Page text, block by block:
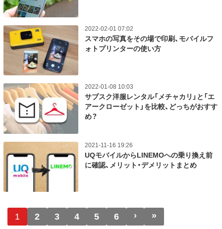
2022-02-01 07:02
スマホの写真をその場で印刷、モバイルフ
ォトプリンターの使い方
2022-01-08 10:03
サブスク洋服レンタル「メチャカリ」と「エ
アークローゼット」を比較、どっちがおすす
め？
2021-11-16 19:26
UQモバイルからLINEMOへの乗り換え前
に確認、メリット・デメリットまとめ
ページ送り
1 2 3 4 5 6 › 次ページ
»最終ページ